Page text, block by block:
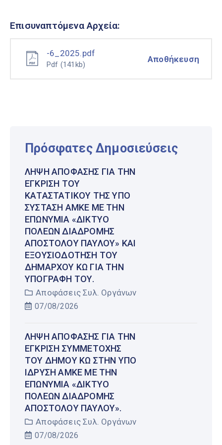
Επισυναπτόμενα Αρχεία:
-6_2025.pdf
Pdf (141kb)
Αποθήκευση
Πρόσφατες Δημοσιεύσεις
ΛΉΨΗ ΑΠΌΦΑΣΗΣ ΓΙΑ ΤΗΝ
ΈΓΚΡΙΣΗ ΤΟΥ
ΚΑΤΑΣΤΑΤΙΚΟΎ ΤΗΣ ΥΠΌ
ΣΎΣΤΑΣΗ ΑΜΚΕ ΜΕ ΤΗΝ
ΕΠΩΝΥΜΊΑ «ΔΊΚΤΥΟ
ΠΌΛΕΩΝ ΔΙΑΔΡΟΜΉΣ
ΑΠΟΣΤΌΛΟΥ ΠΑΎΛΟΥ» ΚΑΙ
ΕΞΟΥΣΙΟΔΌΤΗΣΗ ΤΟΥ
ΔΗΜΆΡΧΟΥ ΚΩ ΓΙΑ ΤΗΝ
ΥΠΟΓΡΑΦΉ ΤΟΥ.
Αποφάσεις Συλ. Οργάνων
07/08/2026
ΛΉΨΗ ΑΠΌΦΑΣΗΣ ΓΙΑ ΤΗΝ
ΈΓΚΡΙΣΗ ΣΥΜΜΕΤΟΧΉΣ
ΤΟΥ ΔΉΜΟΥ ΚΩ ΣΤΗΝ ΥΠΌ
ΊΔΡΥΣΗ ΑΜΚΕ ΜΕ ΤΗΝ
ΕΠΩΝΥΜΊΑ «ΔΊΚΤΥΟ
ΠΌΛΕΩΝ ΔΙΑΔΡΟΜΉΣ
ΑΠΟΣΤΌΛΟΥ ΠΑΎΛΟΥ».
Αποφάσεις Συλ. Οργάνων
07/08/2026